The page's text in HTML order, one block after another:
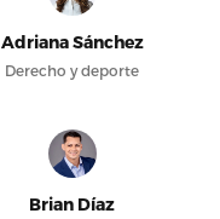
Adriana Sánchez
Derecho y deporte
Brian Díaz